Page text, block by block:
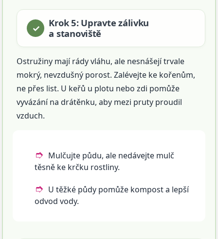
Krok 5: Upravte zálivku
a stanoviště
Ostružiny mají rády vláhu, ale nesnášejí trvale
mokrý, nevzdušný porost. Zalévejte ke kořenům,
ne přes list. U keřů u plotu nebo zdi pomůže
vyvázání na drátěnku, aby mezi pruty proudil
vzduch.
Mulčujte půdu, ale nedávejte mulč
těsně ke krčku rostliny.
U těžké půdy pomůže kompost a lepší
odvod vody.